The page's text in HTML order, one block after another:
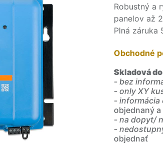
Robustný a
panelov až
Plná záruka
Obchodné
Skladová
- bez
- only XY
- informácia
objednaný
- na dopyt/
-
objednať